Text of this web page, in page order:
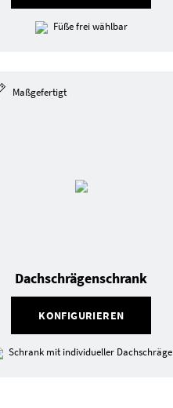
Füße frei wählbar
Maßgefertigt
KONFIGURIEREN
Dachschrägenschrank
Schrank mit individueller Dachschräge